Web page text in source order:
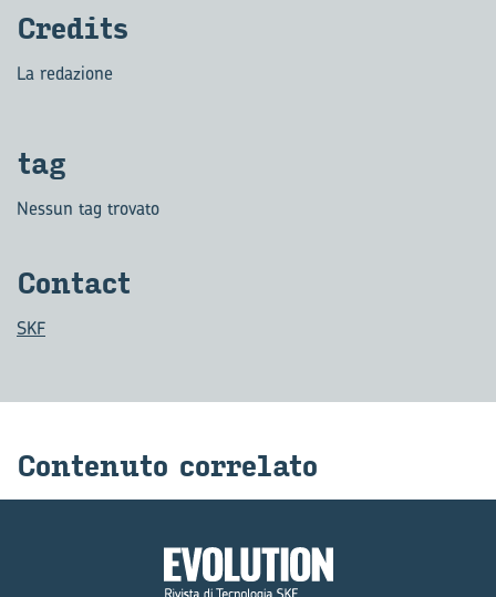
Cre­di­ts
La redazione
tag
Nessun tag trovato
Con­tact
SKF
Con­te­nu­to cor­re­la­to